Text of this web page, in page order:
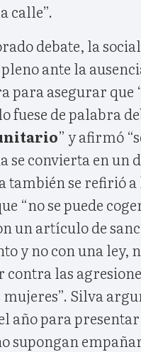
calle”.
debate, la
ante la
para asegurar que
fuese de palabra
” y afirmó
se convierta en un
también se refirió a
“no se puede
un artículo de
y no con una ley,
contra las
mujeres”. Silva
año para
supongan